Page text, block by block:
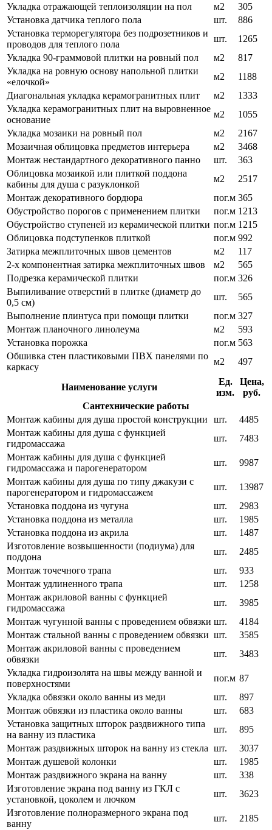
Укладка отражающей теплоизоляции на пол м2
305
Установка датчика теплого пола
шт.
886
Установка терморегулятора без подрозетников и
проводов для теплого пола
шт.
1265
Укладка 90-граммовой плитки на ровный пол
м2
817
Укладка на ровную основу напольной плитки
«елочкой»
м2
1188
Диагональная укладка керамогранитных плит
м2
1333
Укладка керамогранитных плит на выровненное
основание
м2
1055
Укладка мозаики на ровный пол
м2
2167
Мозаичная облицовка предметов интерьера
м2
3468
Монтаж нестандартного декоративного панно
шт.
363
Облицовка мозаикой или плиткой поддона
кабины для душа с разуклонкой
м2
2517
Монтаж декоративного бордюра
пог.м 365
Обустройство порогов с применением плитки
пог.м 1213
Обустройство ступеней из керамической плитки пог.м 1215
Облицовка подступенков плиткой
пог.м 992
Затирка межплиточных швов цементов
м2
117
2-х компонентная затирка межплиточных швов
м2
565
Подрезка керамической плитки
пог.м 326
Выпиливание отверстий в плитке (диаметр до
0,5 см)
шт.
565
Выполнение плинтуса при помощи плитки
пог.м 327
Монтаж планочного линолеума
м2
593
Установка порожка
пог.м 563
Обшивка стен пластиковыми ПВХ панелями по
каркасу
м2 497
Наименование услуги
Ед.
изм.
Цена,
руб.
Сантехнические работы
Монтаж кабины для душа простой конструкции
шт.
4485
Монтаж кабины для душа с функцией
гидромассажа
шт.
7483
Монтаж кабины для душа с функцией
гидромассажа и парогенератором
шт.
9987
Монтаж кабины для душа по типу джакузи с
парогенератором и гидромассажем
шт.
13987
Установка поддона из чугуна
шт.
2983
Установка поддона из металла
шт.
1985
Установка поддона из акрила
шт.
1487
Изготовление возвышенности (подиума) для
поддона
шт.
2485
Монтаж точечного трапа
шт.
933
Монтаж удлиненного трапа
шт.
1258
Монтаж акриловой ванны с функцией
гидромассажа
шт.
3985
Монтаж чугунной ванны с проведением обвязки шт.
4184
Монтаж стальной ванны с проведением обвязки шт.
3585
Монтаж акриловой ванны с проведением
обвязки
шт.
3483
Укладка гидроизолята на швы между ванной и
поверхностями
пог.м 87
Укладка обвязки около ванны из меди
шт.
897
Монтаж обвязки из пластика около ванны
шт.
683
Установка защитных шторок раздвижного типа
на ванну из пластика
шт.
895
Монтаж раздвижных шторок на ванну из стекла шт.
3037
Монтаж душевой колонки
шт.
1985
Монтаж раздвижного экрана на ванну
шт.
338
Изготовление экрана под ванну из ГКЛ с
установкой, цоколем и лючком
шт.
3623
Изготовление полноразмерного экрана под
ванну
шт.
2185